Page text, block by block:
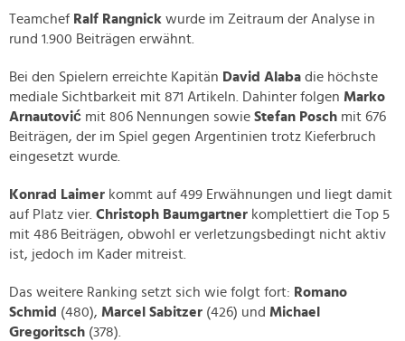
Teamchef Ralf Rangnick wurde im Zeitraum der Analyse in
rund 1.900 Beiträgen erwähnt.
Bei den Spielern erreichte Kapitän David Alaba die höchste
mediale Sichtbarkeit mit 871 Artikeln. Dahinter folgen Marko
Arnautović mit 806 Nennungen sowie Stefan Posch mit 676
Beiträgen, der im Spiel gegen Argentinien trotz Kieferbruch
eingesetzt wurde.
Konrad Laimer kommt auf 499 Erwähnungen und liegt damit
auf Platz vier. Christoph Baumgartner komplettiert die Top 5
mit 486 Beiträgen, obwohl er verletzungsbedingt nicht aktiv
ist, jedoch im Kader mitreist.
Das weitere Ranking setzt sich wie folgt fort: Romano
Schmid (480), Marcel Sabitzer (426) und Michael
Gregoritsch (378).